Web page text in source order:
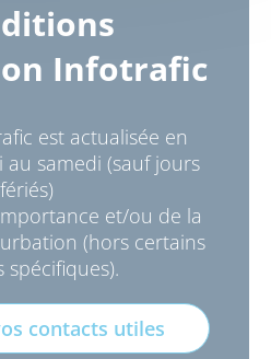
Infotrafic
est actualisée en
samedi (sauf jours
fériés)
et/ou de la
(hors certains
spécifiques).
contacts utiles